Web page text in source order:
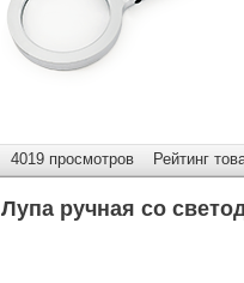
4019 просмотров Рейтинг
Лупа ручная со